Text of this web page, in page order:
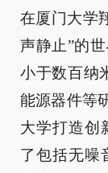
在厦门大学
声静止”的
小于数百纳
能源器件等
大学打造
了包括无噪